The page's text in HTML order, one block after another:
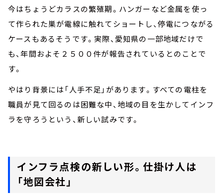
今はちょうどカラスの繁殖期。ハンガーなど金属を使っ
て作られた巣が電線に触れてショートし、停電につながる
ケースもあるそうです。実際、愛知県の一部地域だけで
も、年間およそ２５００件が報告されているとのことで
す。
やはり背景には「人手不足」があります。すべての電柱を
職員が見て回るのは困難な中、地域の目を生かしてインフ
ラを守ろうという、新しい試みです。
インフラ点検の新しい形。仕掛け人は
「地図会社」